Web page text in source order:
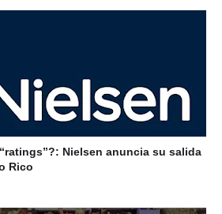
Nielsen anuncia su salida
Rico